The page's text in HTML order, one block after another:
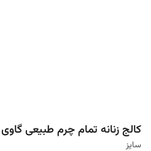
کالج زنانه تمام چرم طبیعی گاوی
سایز